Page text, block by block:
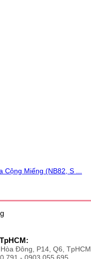
Cộng Miếng (NB82, S ...
Đông, P14, Q6, TpHCM
791 - 0903 055 695